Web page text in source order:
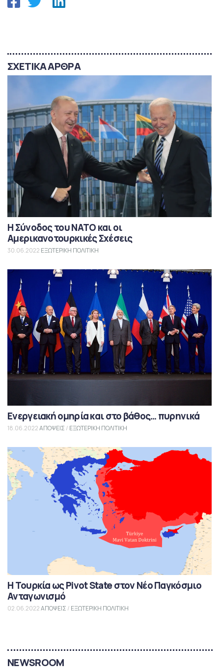
ΣΧΕΤΙΚΑ ΑΡΘΡΑ
Η Σύνοδος του ΝΑΤΟ και οι
Αμερικανοτουρκικές Σχέσεις
30.06.2022 ΕΞΩΤΕΡΙΚΗ ΠΟΛΙΤΙΚΗ
Ενεργειακή ομηρία και στο βάθος… πυρηνικά
18.06.2022ΑΠΟΨΕΙΣ / ΕΞΩΤΕΡΙΚΗ ΠΟΛΙΤΙΚΗ
Η Τουρκία ως Pivot State στον Νέο Παγκόσμιο
Ανταγωνισμό
02.06.2022ΑΠΟΨΕΙΣ / ΕΞΩΤΕΡΙΚΗ ΠΟΛΙΤΙΚΗ
NEWSROOM